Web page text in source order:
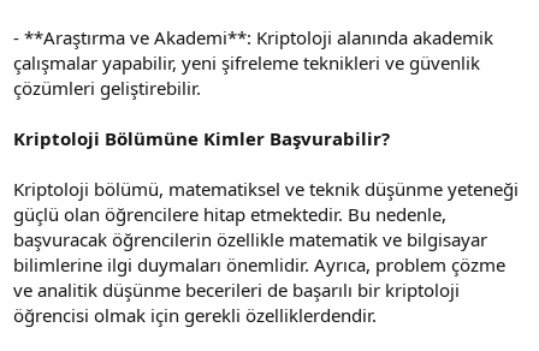
- **Araştırma ve Akademi**: Kriptoloji alanında akademik
çalışmalar yapabilir, yeni şifreleme teknikleri ve güvenlik
çözümleri geliştirebilir.
Kriptoloji Bölümüne Kimler Başvurabilir?
Kriptoloji bölümü, matematiksel ve teknik düşünme yeteneği
güçlü olan öğrencilere hitap etmektedir. Bu nedenle,
başvuracak öğrencilerin özellikle matematik ve bilgisayar
bilimlerine ilgi duymaları önemlidir. Ayrıca, problem çözme
ve analitik düşünme becerileri de başarılı bir kriptoloji
öğrencisi olmak için gerekli özelliklerdendir.